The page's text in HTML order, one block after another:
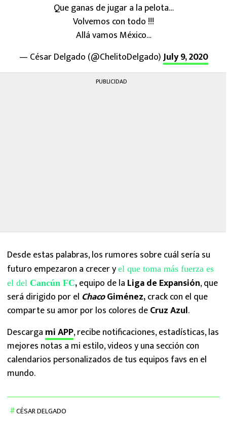
Que ganas de jugar a la pelota…
Volvemos con todo !!!
Allá vamos México…
— César Delgado (@ChelitoDelgado)July 9, 2020
PUBLICIDAD
Desde estas palabras, los rumores sobre cuál sería su
futuro empezaron a crecer y el que toma más fuerza es
el del Cancún FC,equipo de la Liga de Expansión, que
será dirigido por el ChacoGiménez,crack con el que
comparte su amor por los colores deCruz Azul.
Descarga mi APP, recibe notificaciones, estadísticas, las
mejores notas a mi estilo, videos y una sección con
calendarios personalizados de tus equipos favs en el
mundo.
CÉSAR DELGADO